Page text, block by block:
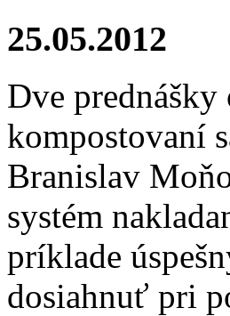
25.05.2012
Dve prednášky
kompostovaní
Branislav
systém
príklade
dosiahnuť pri